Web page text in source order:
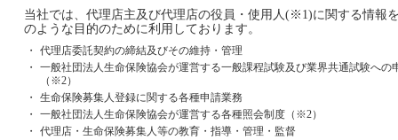
当社では、代理店主及び代理店の役員・使用人(※1)に関する情報
のような目的のために利用しております。
・
代理店委託契約の締結及びその維持・管理
・
一般社団法人生命保険協会が運営する一般課程試験及び業界共通試験への
（※2）
・
生命保険募集人登録に関する各種申請業務
・
一般社団法人生命保険協会が運営する各種照会制度（※2）
・
代理店・生命保険募集人等の教育・指導・管理・監督